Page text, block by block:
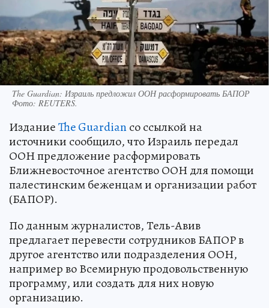
The Guardian: Израиль предложил ООН расформировать БАПОР
Фото: REUTERS.
ИзданиеThe Guardianсо ссылкой на
источники сообщило, что Израиль передал
ООН предложение расформировать
Ближневосточное агентство ООН для помощи
палестинским беженцам и организации работ
(БАПОР).
По данным журналистов, Тель-Авив
предлагает перевести сотрудников БАПОР в
другое агентство или подразделения ООН,
например во Всемирную продовольственную
программу, или создать для них новую
организацию.